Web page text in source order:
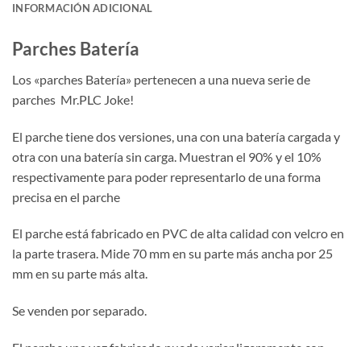
INFORMACIÓN ADICIONAL
Parches Batería
Los «parches Batería» pertenecen a una nueva serie de
parches Mr.PLC Joke!
El parche tiene dos versiones, una con una batería cargada y
otra con una batería sin carga. Muestran el 90% y el 10%
respectivamente para poder representarlo de una forma
precisa en el parche
El parche está fabricado en PVC de alta calidad con velcro en
la parte trasera. Mide 70 mm en su parte más ancha por 25
mm en su parte más alta.
Se venden por separado.